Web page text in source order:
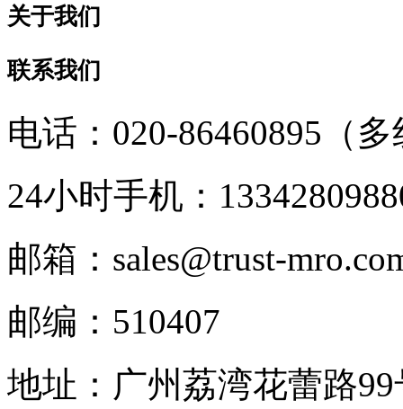
关于我们
联系我们
电话：020-86460895（
24小时手机：
邮箱：sales@trust-
邮编：510407
地址：广州荔湾花蕾路